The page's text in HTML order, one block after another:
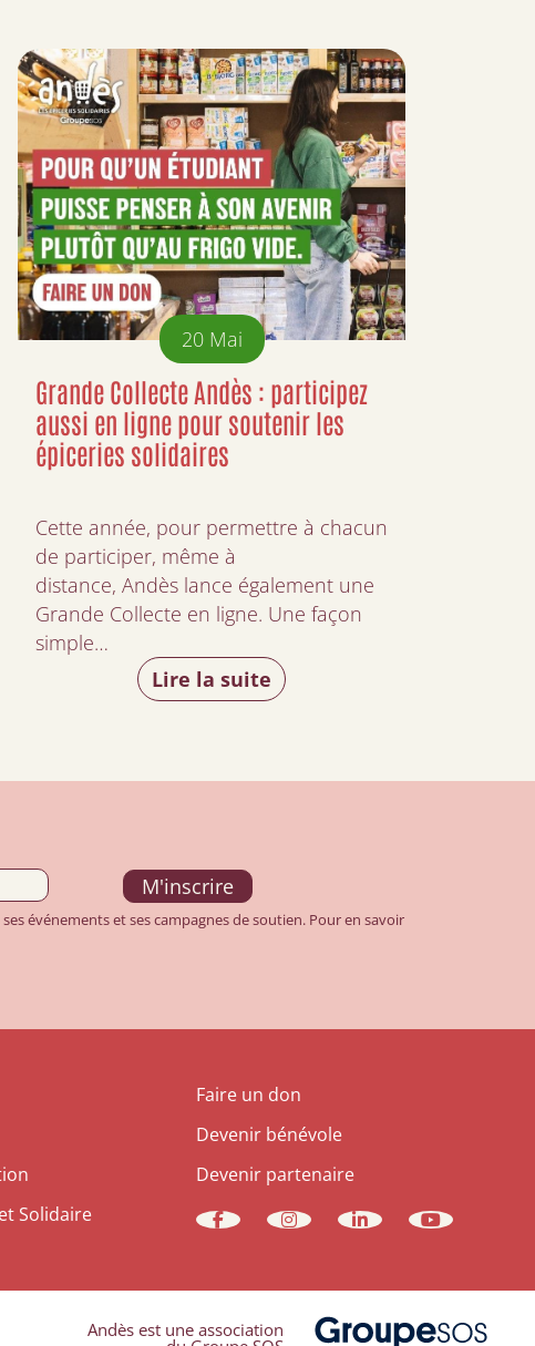
20 Mai
Grande Collecte Andès : participez
aussi en ligne pour soutenir les
épiceries solidaires
Cette année, pour permettre à chacun
de participer, même à
distance, Andès lance également une
Grande Collecte en ligne. Une façon
simple…
Lire la suite
événements et ses campagnes de soutien. Pour en savoir
Solidaire
Faire un don
Devenir bénévole
Devenir partenaire
Andès est une association